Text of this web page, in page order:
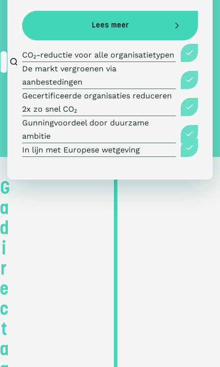
Lees meer
CO₂-reductie voor alle organisatietypen
De markt vergroenen via
aanbestedingen
Gecertificeerde organisaties reduceren
2x zo snel CO₂
Gunningvoordeel door duurzame
ambitie
In lijn met Europese wetgeving
G
a
d
i
r
e
c
t
a
Klik
om
accepteren
schakelen.